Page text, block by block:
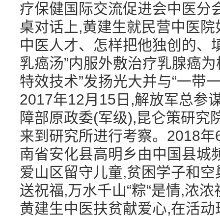
疗保健国际交流促进会中医分
桌对话上,黄建生就民营中医
中医人才、怎样把他独创的、
乳癌汤”内服外敷治疗乳腺癌
特效技术”发扬光大并与“一带
2017年12月15日,解放军总参
障部原政委(军级),昆仑策研究
来到研究所进行考察。2018
南省安化县高明乡由中国县城
爱山区留守儿童,贫困学子和
送祝福,万水千山“粽“是情,浓
黄建生中医扶贫献爱心,在活